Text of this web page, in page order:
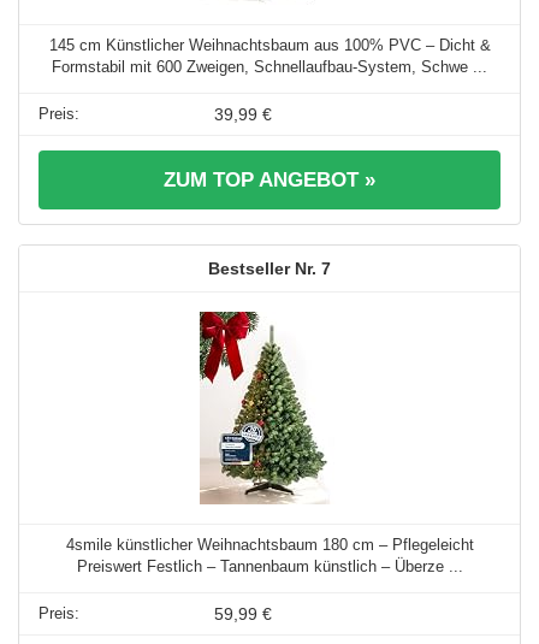
145 cm Künstlicher Weihnachtsbaum aus 100% PVC – Dicht &
Formstabil mit 600 Zweigen, Schnellaufbau-System, Schwe ...
39,99 €
ZUM TOP ANGEBOT »
7
4smile künstlicher Weihnachtsbaum 180 cm – Pflegeleicht
Preiswert Festlich – Tannenbaum künstlich – Überze ...
59,99 €